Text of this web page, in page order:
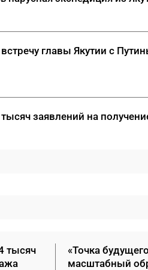
главы Якутии с
заявлений на
тысяч
«Точка
масштабный